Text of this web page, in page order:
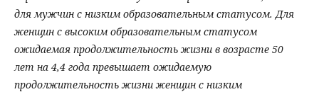
для мужчин с низким образовательным статусом. Для
женщин с высоким образовательным статусом
ожидаемая продолжительность жизни в возрасте 50
лет на 4,4 года превышает ожидаемую
продолжительность жизни женщин с низким